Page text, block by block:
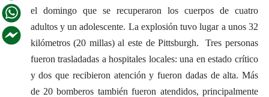
el domingo que se recuperaron los cuerpos de cuatro
adultos y un adolescente. La explosión tuvo lugar a unos 32
kilómetros (20 millas) al este de Pittsburgh.
Tres personas
fueron trasladadas a hospitales locales: una en estado crítico
y dos que recibieron atención y fueron dadas de alta. Más
de 20 bomberos también fueron atendidos, principalmente